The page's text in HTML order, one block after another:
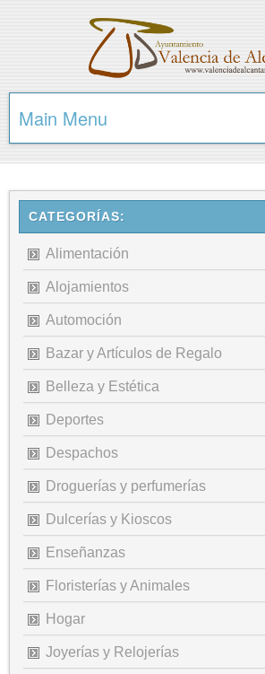
Main Menu
CATEGORÍAS:
Alimentación
Alojamientos
Automoción
Bazar y Artículos de Regalo
Belleza y Estética
Deportes
Despachos
Droguerías y perfumerías
Dulcerías y Kioscos
Enseñanzas
Floristerías y Animales
Hogar
Joyerías y Relojerías